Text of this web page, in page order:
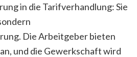
in die Tarifverhandlung: Sie
Die Arbeitgeber bieten
und die Gewerkschaft wird